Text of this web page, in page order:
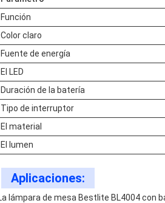
Función
Color claro
Fuente de energía
El LED
Duración de la batería
Tipo de interruptor
El material
El lumen
Aplicaciones:
lámpara de mesa Bestlite BL4004 con